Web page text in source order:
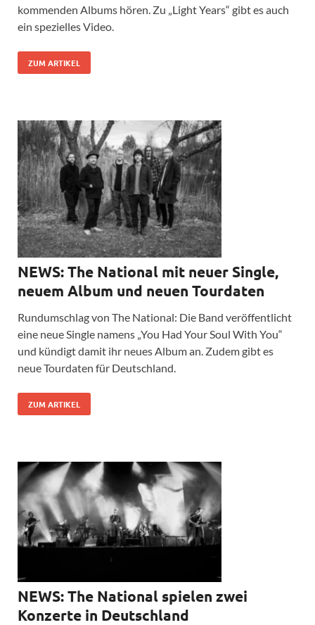
kommenden Albums hören. Zu „Light Years“ gibt es auch
ein spezielles Video.
ZUM ARTIKEL
NEWS: The National mit neuer Single,
neuem Album und neuen Tourdaten
Rundumschlag von The National: Die Band veröffentlicht
eine neue Single namens „You Had Your Soul With You“
und kündigt damit ihr neues Album an. Zudem gibt es
neue Tourdaten für Deutschland.
ZUM ARTIKEL
NEWS: The National spielen zwei
Konzerte in Deutschland